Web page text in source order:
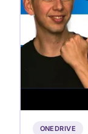
ONEDRIVE